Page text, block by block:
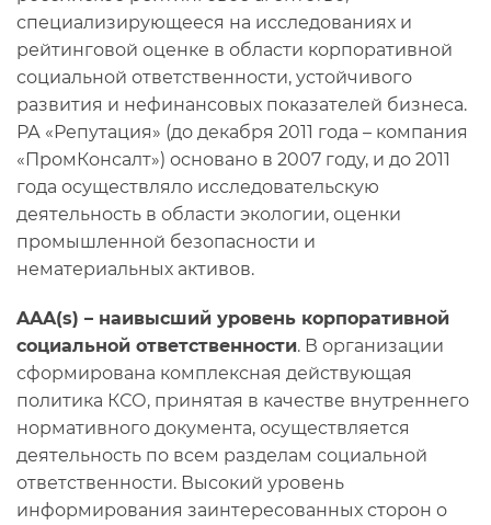
специализирующееся на исследованиях и
рейтинговой оценке в области корпоративной
социальной ответственности, устойчивого
развития и нефинансовых показателей бизнеса.
РА «Репутация» (до декабря 2011 года – компания
«ПромКонсалт») основано в 2007 году, и до 2011
года осуществляло исследовательскую
деятельность в области экологии, оценки
промышленной безопасности и
нематериальных активов.
AAA(s) – наивысший уровень корпоративной
социальной ответственности. В организации
сформирована комплексная действующая
политика КСО, принятая в качестве внутреннего
нормативного документа, осуществляется
деятельность по всем разделам социальной
ответственности. Высокий уровень
информирования заинтересованных сторон о